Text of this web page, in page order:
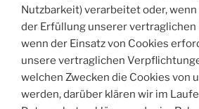
Nutzbarkeit) verarbeitet oder, wenn
der Erfüllung unserer
wenn der Einsatz von Cookies
unsere vertraglichen
welchen Zwecken die Cookies von
werden, darüber klären wir im